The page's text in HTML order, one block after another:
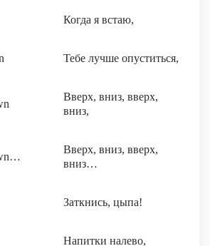
Когда я встаю,
Тебе лучше опуститься,
Вверх, вниз, вверх,
вниз,
Вверх, вниз, вверх,
вниз…
Заткнись, цыпа!
Напитки налево,